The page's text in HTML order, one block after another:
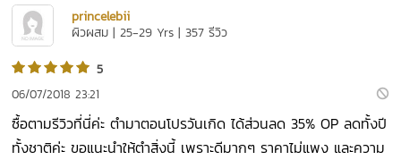
princelebii
ผิวผสม | 25-29 Yrs | 357 รีวิว
5
06/07/2018 23:21
ซื้อตามรีวิวที่นี่ค่ะ ตำมาตอนโปรวันเกิด ได้ส่วนลด 35% OP ลดทั้งปี
ทั้งชาติค่ะ ขอแนะนำให้ตำสิ่งนี้ เพราะดีมากๆ ราคาไม่แพง และความ